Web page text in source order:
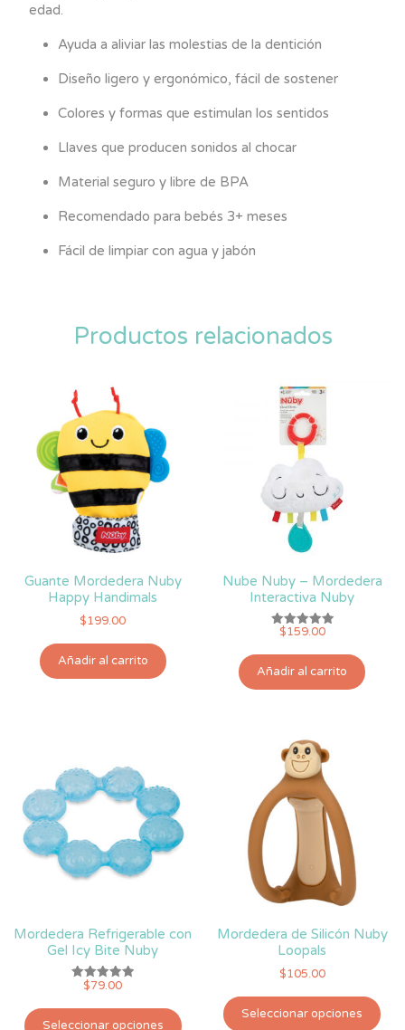
edad.
Ayuda a aliviar las molestias de la dentición
Diseño ligero y ergonómico, fácil de sostener
Colores y formas que estimulan los sentidos
Llaves que producen sonidos al chocar
Material seguro y libre de BPA
Recomendado para bebés 3+ meses
Fácil de limpiar con agua y jabón
Productos relacionados
Guante Mordedera Nuby
Happy Handimals
$199.00
Añadir al carrito
Nube Nuby – Mordedera
Interactiva Nuby
Valorado
5.00
de 5
$159.00
Añadir al carrito
Mordedera Refrigerable con
Gel Icy Bite Nuby
Valorado
5.00
de 5
$79.00
Seleccionar opciones
Mordedera de Silicón Nuby
Loopals
$105.00
Seleccionar opciones